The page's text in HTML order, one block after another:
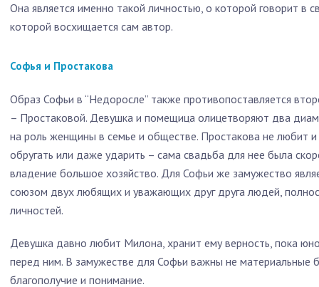
Она является именно такой личностью, о которой говорит в
которой восхищается сам автор.
Софья и Простакова
Образ Софьи в “Недоросле” также противопоставляется
– Простаковой. Девушка и помещица олицетворяют два
на роль женщины в семье и обществе. Простакова не любит
обругать или даже ударить – сама свадьба для нее была
владение большое хозяйство. Для Софьи же замужество
союзом двух любящих и уважающих друг друга людей,
личностей.
Девушка давно любит Милона, хранит ему верность, пока
перед ним. В замужестве для Софьи важны не материальные
благополучие и понимание.